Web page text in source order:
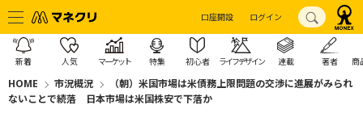
口座開設 ログイン
新着 人気 マーケット 特集 初心者 ライフデザイン 連載 著者 商
HOME 市況概況
（朝）米国市場は米債務上限問題の交渉に進展がみられ
ないことで続落 日本市場は米国株安で下落か